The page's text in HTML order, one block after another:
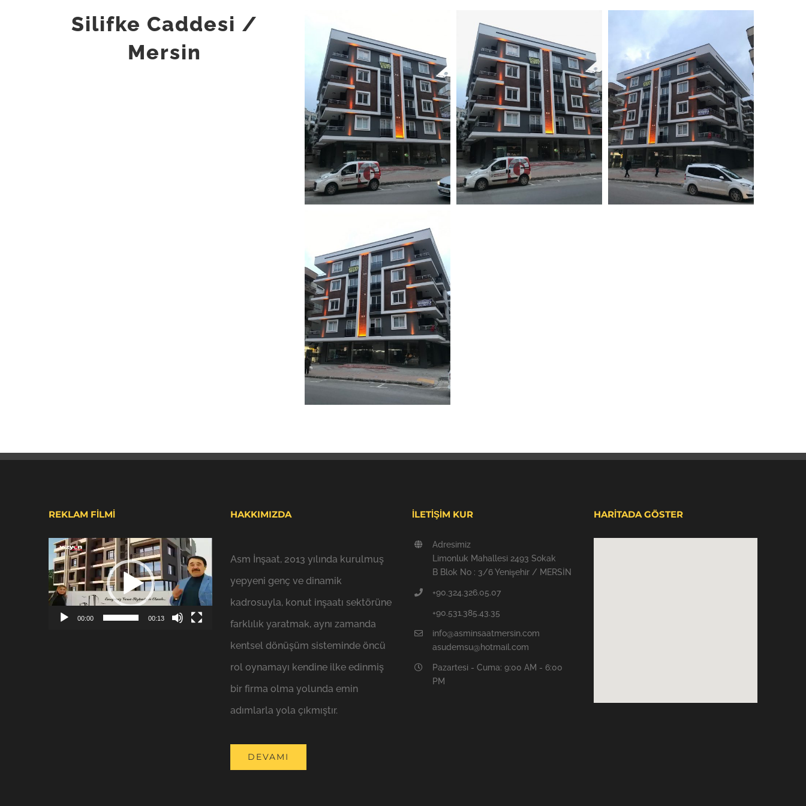
Silifke Caddesi /
Mersin
REKLAM FİLMİ
Video
oynatıcı
00:00 00:13
HAKKIMIZDA
Asm İnşaat, 2013 yılında kurulmuş
yepyeni genç ve dinamik
kadrosuyla, konut inşaatı sektörüne
farklılık yaratmak, aynı zamanda
kentsel dönüşüm sisteminde öncü
rol oynamayı kendine ilke edinmiş
bir firma olma yolunda emin
adımlarla yola çıkmıştır.
DEVAMI
İLETİŞİM KUR
Adresimiz
Limonluk Mahallesi 2493 Sokak
B Blok No : 3/6 Yenişehir / MERSİN
+90.324.326.05.07
+90.531.385.43.35
info@asminsaatmersin.com
asudemsu@hotmail.com
Pazartesi - Cuma: 9:00 AM - 6:00
PM
HARİTADA GÖSTER